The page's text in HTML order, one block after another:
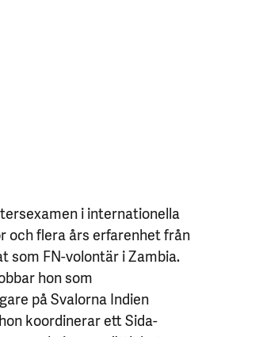
i internationella
och flera års erfarenhet från
som FN-volontär i Zambia.
hon som
på Svalorna Indien
koordinerar ett Sida-